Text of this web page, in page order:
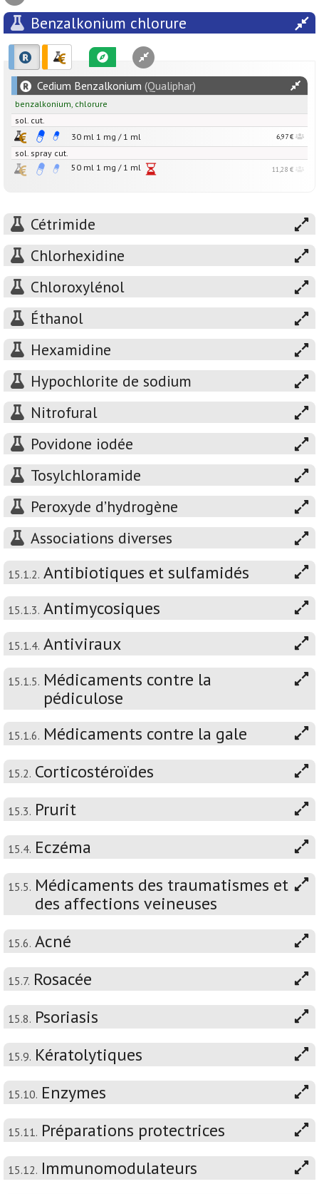
Benzalkonium chlorure
Cedium Benzalkonium (Qualiphar)
benzalkonium, chlorure
sol. cut.
30 ml 1 mg / 1 ml 6,97 €
sol. spray cut.
50 ml 1 mg / 1 ml 11,28 €
Cétrimide
Chlorhexidine
Chloroxylénol
Éthanol
Hexamidine
Hypochlorite de sodium
Nitrofural
Povidone iodée
Tosylchloramide
Peroxyde d’hydrogène
Associations diverses
15.1.2. Antibiotiques et sulfamidés
15.1.3. Antimycosiques
15.1.4. Antiviraux
15.1.5. Médicaments contre la
pédiculose
15.1.6. Médicaments contre la gale
15.2. Corticostéroïdes
15.3. Prurit
15.4. Eczéma
15.5. Médicaments des traumatismes et
des affections veineuses
15.6. Acné
15.7. Rosacée
15.8. Psoriasis
15.9. Kératolytiques
15.10. Enzymes
15.11. Préparations protectrices
15.12. Immunomodulateurs